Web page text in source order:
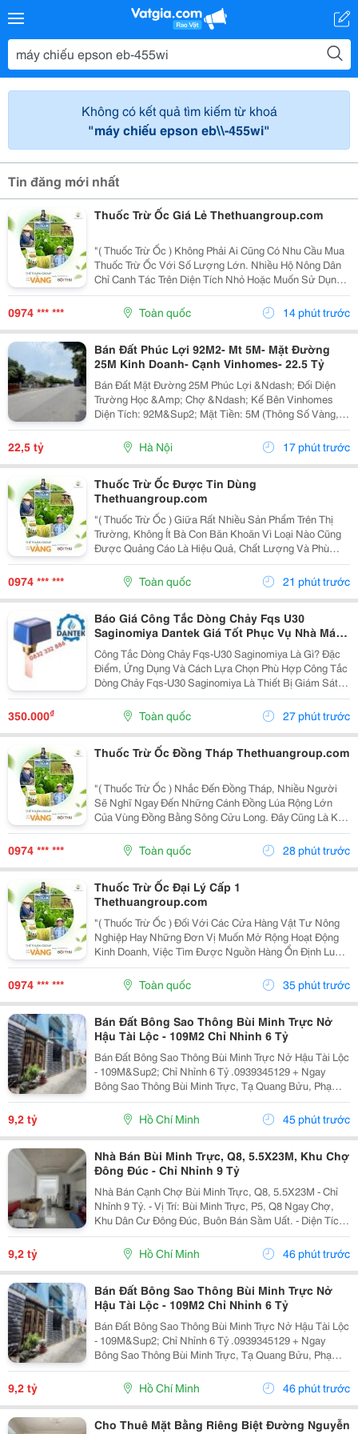
Không có kết quả tìm kiếm từ khoá
"máy chiếu epson eb\\-455wi"
Tin đăng mới nhất
Thuốc Trừ Ốc Giá Lẻ Thethuangroup.com
"( Thuốc Trừ Ốc ) Không Phải Ai Cũng Có Nhu Cầu Mua
Thuốc Trừ Ốc Với Số Lượng Lớn. Nhiều Hộ Nông Dân
Chỉ Canh Tác Trên Diện Tích Nhỏ Hoặc Muốn Sử Dụng
Thử Trước Khi Quyết Định Nhập Nhiều Hơn. Vì Vậy,
Việc Tìm Kiếm Thuốc Trừ Ốc Giá Lẻ Là Nhu Cầu Rất...
0974 *** *** Toàn quốc 14 phút trước
Bán Đất Phúc Lợi 92M2- Mt 5M- Mặt Đường
25M Kinh Doanh- Cạnh Vinhomes- 22.5 Tỷ
Bán Đất Mặt Đường 25M Phúc Lợi &Ndash; Đối Diện
Trường Học &Amp; Chợ &Ndash; Kế Bên Vinhomes
Diện Tích: 92M&Sup2; Mặt Tiền: 5M (Thông Số Vàng,
Vuông Vắn). Vị Trí: Mặt Đường 25M, Vỉa Hè Rộng. Tọa
Lạc Tại Trung Tâm Phúc Lợi, Ngay Sát Khu Đô Thị...
22,5 tỷ Hà Nội 17 phút trước
Thuốc Trừ Ốc Được Tin Dùng
Thethuangroup.com
"( Thuốc Trừ Ốc ) Giữa Rất Nhiều Sản Phẩm Trên Thị
Trường, Không Ít Bà Con Băn Khoăn Vì Loại Nào Cũng
Được Quảng Cáo Là Hiệu Quả, Chất Lượng Và Phù
Hợp Cho Cây Trồng. Tuy Nhiên, Một Sản Phẩm Chỉ Thực
Sự Khẳng Định Được Giá Trị Khi Được Nhiều Người...
0974 *** *** Toàn quốc 21 phút trước
Báo Giá Công Tắc Dòng Chảy Fqs U30
Saginomiya Dantek Giá Tốt Phục Vụ Nhà Máy
Tại Bến Tre
Công Tắc Dòng Chảy Fqs-U30 Saginomiya Là Gì? Đặc
Điểm, Ứng Dụng Và Cách Lựa Chọn Phù Hợp Công Tắc
Dòng Chảy Fqs-U30 Saginomiya Là Thiết Bị Giám Sát
Lưu Lượng Được Sử Dụng Phổ Biến Trong Các Hệ
Thống Nước Lạnh, Hvac, Chiller, Hệ Thống Bơm,
Đường Ống...
350.000₫ Toàn quốc 27 phút trước
Thuốc Trừ Ốc Đồng Tháp Thethuangroup.com
"( Thuốc Trừ Ốc ) Nhắc Đến Đồng Tháp, Nhiều Người
Sẽ Nghĩ Ngay Đến Những Cánh Đồng Lúa Rộng Lớn
Của Vùng Đồng Bằng Sông Cửu Long. Đây Cũng Là Khu
Vực Có Điều Kiện Thuận Lợi Để Cây Lúa Phát Triển,
Nhưng Đồng Thời Ốc Bươu Vàng Cũng Dễ Sinh Sôi,
0974 *** *** Toàn quốc 28 phút trước
Thuốc Trừ Ốc Đại Lý Cấp 1
Thethuangroup.com
"( Thuốc Trừ Ốc ) Đối Với Các Cửa Hàng Vật Tư Nông
Nghiệp Hay Những Đơn Vị Muốn Mở Rộng Hoạt Động
Kinh Doanh, Việc Tìm Được Nguồn Hàng Ổn Định Luôn
Là Yếu Tố Quan Trọng Hàng Đầu. Không Chỉ Ảnh Hưởng
Đến Giá Nhập, Nguồn Cung Mà Còn Quyết Định Khả
Năng...
0974 *** *** Toàn quốc 35 phút trước
Bán Đất Bông Sao Thông Bùi Minh Trực Nở
Hậu Tài Lộc - 109M2 Chỉ Nhỉnh 6 Tỷ
Bán Đất Bông Sao Thông Bùi Minh Trực Nở Hậu Tài Lộc
- 109M&Sup2; Chỉ Nhỉnh 6 Tỷ .0939345129 + Ngay
Bông Sao Thông Bùi Minh Trực, Tạ Quang Bửu, Phạm
Thế Hiển, Liên Tỉnh 5... + Tiện Ích: Gần Chợ Nhị Thiên
Đường, Trường Học Các Cấp, Bến Xe Q8......
9,2 tỷ Hồ Chí Minh 45 phút trước
Nhà Bán Bùi Minh Trực, Q8, 5.5X23M, Khu Chợ
Đông Đúc - Chỉ Nhỉnh 9 Tỷ
Nhà Bán Cạnh Chợ Bùi Minh Trực, Q8, 5.5X23M - Chỉ
Nhỉnh 9 Tỷ. - Vị Trí: Bùi Minh Trực, P5, Q8 Ngay Chợ,
Khu Dân Cư Đông Đúc, Buôn Bán Sầm Uất. - Diện Tích:
5.5 X 23M Siêu Rộng, Thoáng Mát. Kết Cấu: 1 Trệt 1
Lầu, 5 Phòng Ngủ, Sân Siêu Rộng,...
9,2 tỷ Hồ Chí Minh 46 phút trước
Bán Đất Bông Sao Thông Bùi Minh Trực Nở
Hậu Tài Lộc - 109M2 Chỉ Nhỉnh 6 Tỷ
Bán Đất Bông Sao Thông Bùi Minh Trực Nở Hậu Tài Lộc
- 109M&Sup2; Chỉ Nhỉnh 6 Tỷ .0939345129 + Ngay
Bông Sao Thông Bùi Minh Trực, Tạ Quang Bửu, Phạm
Thế Hiển, Liên Tỉnh 5... + Tiện Ích: Gần Chợ Nhị Thiên
Đường, Trường Học Các Cấp, Bến Xe Q8......
9,2 tỷ Hồ Chí Minh 46 phút trước
Cho Thuê Mặt Bằng Riêng Biệt Đường Nguyễn